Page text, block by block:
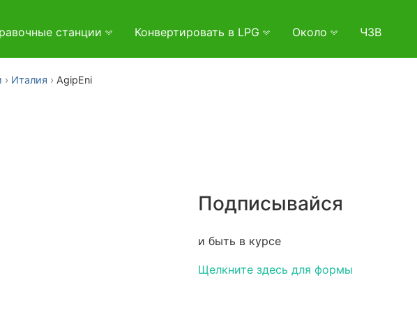
станции Конвертировать в LPG Около ЧЗВ
Италия AgipEni
Подписывайся
и быть в курсе
Щелкните здесь для формы